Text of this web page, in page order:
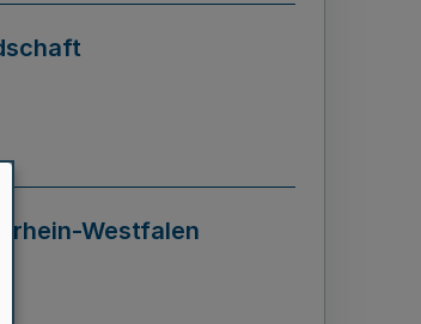
Westfalen